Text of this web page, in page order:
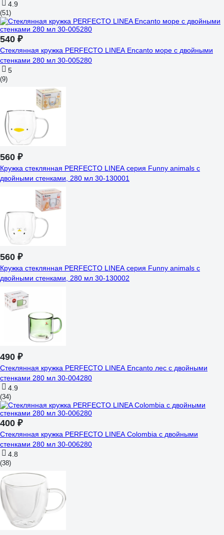
4.9
(51)
540 ₽
Стеклянная кружка PERFECTO LINEA Encanto море с двойными
стенками 280 мл 30-005280
5
(9)
560 ₽
Кружка стеклянная PERFECTO LINEA серия Funny animals с
двойными стенками, 280 мл 30-130001
560 ₽
Кружка стеклянная PERFECTO LINEA серия Funny animals с
двойными стенками, 280 мл 30-130002
490 ₽
Стеклянная кружка PERFECTO LINEA Encanto лес с двойными
стенками 280 мл 30-004280
4.9
(34)
400 ₽
Стеклянная кружка PERFECTO LINEA Colombia с двойными
стенками 280 мл 30-006280
4.8
(38)